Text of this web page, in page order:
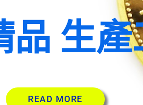
品 生產
READ MORE